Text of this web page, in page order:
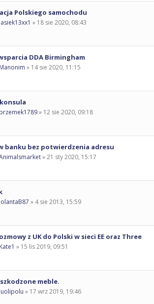
Polskiego samochodu
Jasiek13xx1 » 18 sie 2020, 08:43
DDA Birmingham
Manonim » 14 sie 2020, 11:15
przemek1789» 12 sie 2020, 09:18
banku bez potwierdzenia adresu
» 21 sty 2020, 15:17
jolantaB87 » 4 sie 2013, 15:59
z UK do Polski w sieci EE oraz Three
Kate1 » 15 lis 2019, 09:51
meble.
luolipolu » 17 wrz 2019, 19:46